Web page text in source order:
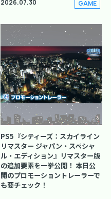
2026.07.30 GAME
PS5『シティーズ：スカイライン
リマスター ジャパン・スペシャ
ル・エディション』リマスター版
の追加要素を一挙公開！ 本日公
開のプロモーショントレーラーで
も要チェック！